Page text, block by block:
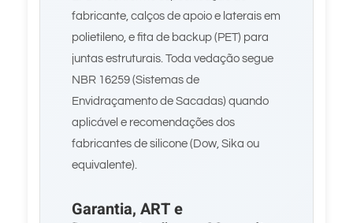
fabricante, calços de apoio e laterais em
polietileno, e fita de backup (PET) para
juntas estruturais. Toda vedação segue
NBR 16259 (Sistemas de
Envidraçamento de Sacadas) quando
aplicável e recomendações dos
fabricantes de silicone (Dow, Sika ou
equivalente).
Garantia, ART e